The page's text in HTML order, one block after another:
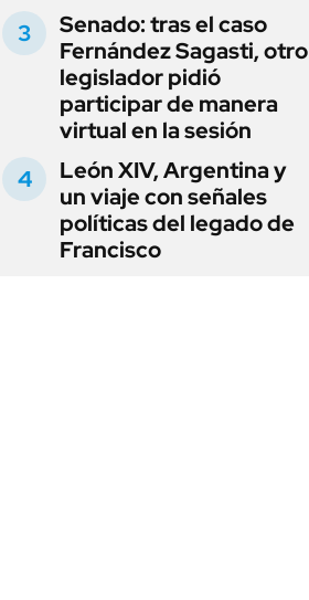
Senado: tras el caso
Fernández Sagasti, otro
legislador pidió
participar de manera
virtual en la sesión
León XIV, Argentina y
un viaje con señales
políticas del legado de
Francisco